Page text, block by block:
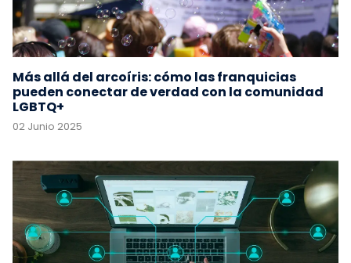
Más allá del arcoíris: cómo las franquicias
pueden conectar de verdad con la comunidad
LGBTQ+
02 Junio 2025